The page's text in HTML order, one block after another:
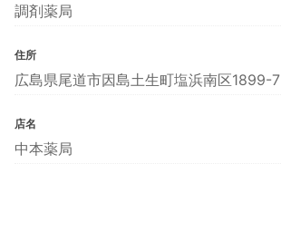
調剤薬局
住所
広島県尾道市因島土生町塩浜南区1899-7
店名
中本薬局